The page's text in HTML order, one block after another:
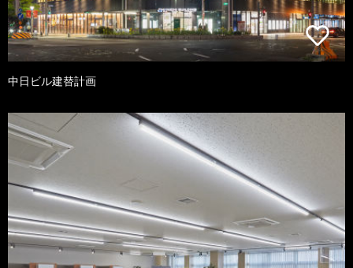
中日ビル建替計画